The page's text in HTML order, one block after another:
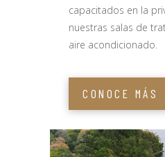
capacitados en la
nuestras salas de
aire acondicionado.
CONOCE MÁS